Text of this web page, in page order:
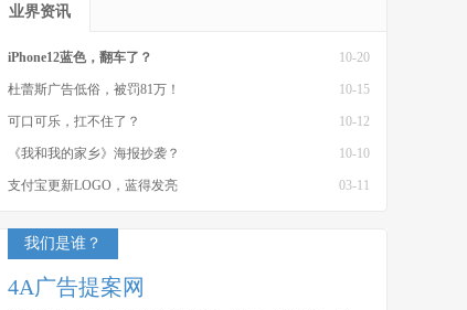
业界资讯
10-20
iPhone12蓝色，翻车了？
10-15
杜蕾斯广告低俗，被罚81万！
10-12
可口可乐，扛不住了？
10-10
《我和我的家乡》海报抄袭？
03-11
支付宝更新LOGO，蓝得发亮
我们是谁？
4A广告提案网